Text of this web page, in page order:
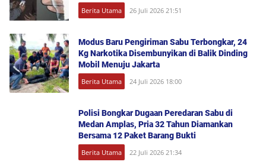
Berita Utama 26 Juli 2026 21:51
Modus Baru Pengiriman Sabu Terbongkar, 24
Kg Narkotika Disembunyikan di Balik Dinding
Mobil Menuju Jakarta
Berita Utama 24 Juli 2026 18:00
Polisi Bongkar Dugaan Peredaran Sabu di
Medan Amplas, Pria 32 Tahun Diamankan
Bersama 12 Paket Barang Bukti
Berita Utama 22 Juli 2026 21:34